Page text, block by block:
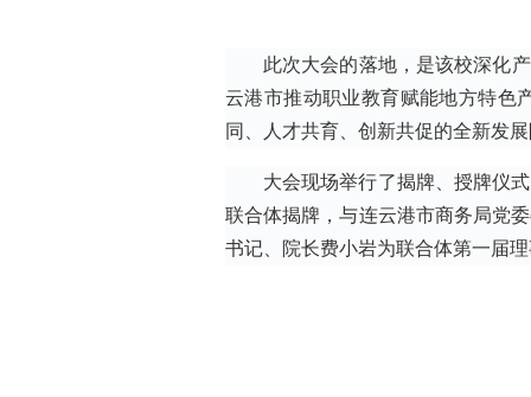
此次大会的落地，是该校深化
云港市推动职业教育赋能地方特色
同、人才共育、创新共促的全新发
大会现场举行了揭牌、授牌仪
联合体揭牌，与连云港市商务局党
书记、院长费小岩为联合体第一届